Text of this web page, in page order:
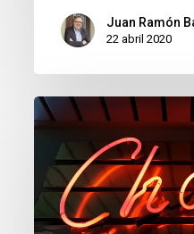
Juan Ramón
22 abril 2020
El
de
negocio
en